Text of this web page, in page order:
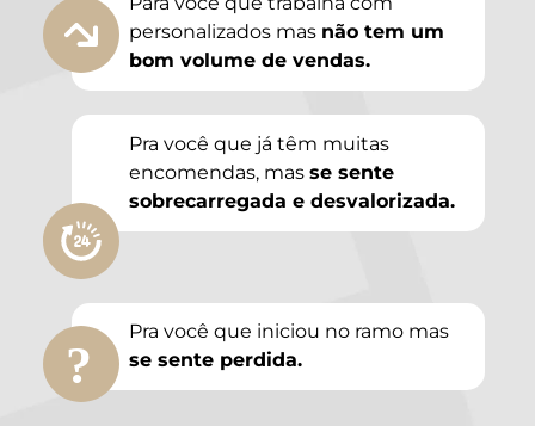
personalizados mas não tem um
bom volume de vendas.
Pra você que já têm muitas
encomendas, mas se sente
sobrecarregada e desvalorizada.
?
Pra você que iniciou no ramo mas
se sente perdida.